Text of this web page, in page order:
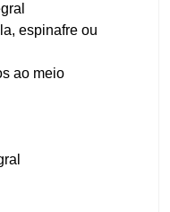
espinafre ou
ao meio